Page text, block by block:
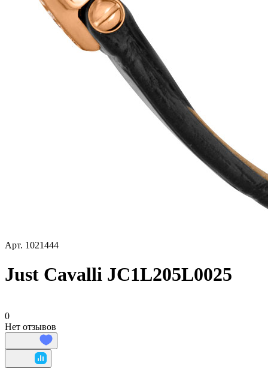
Арт. 1021444
Just Cavalli JC1L205L0025
0
Нет отзывов